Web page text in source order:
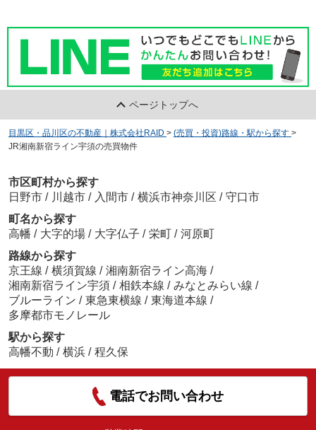
ページトップへ
目黒区・品川区の不動産｜株式会社RAID > (売買・投資)路線・駅から探す >
JR湘南新宿ライン宇須の売買物件
市区町村から探す
日野市 / 川越市 / 入間市 / 横浜市神奈川区 / 守口市
町名から探す
高幡 / 大字的場 / 大字仏子 / 栄町 / 河原町
路線から探す
京王線 / 横須賀線 / 湘南新宿ライン高海 /
湘南新宿ライン宇須 / 相鉄本線 / みなとみらい線 /
ブルーライン / 東急東横線 / 東海道本線 /
多摩都市モノレール
駅から探す
高幡不動 / 横浜 / 程久保
電話でお問い合わせ